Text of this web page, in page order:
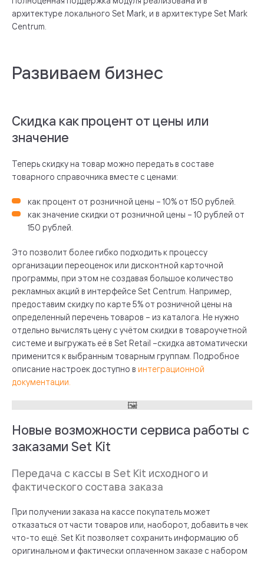
архитектуре локального Set Mark, и в архитектуре Set Mark
Centrum.
Развиваем бизнес
Скидка как процент от цены или
значение
Теперь скидку на товар можно передать в составе
товарного справочника вместе с ценами:
как процент от розничной цены – 10% от 150 рублей.
как значение скидки от розничной цены – 10 рублей от
150 рублей.
Это позволит более гибко подходить к процессу
организации переоценок или дисконтной карточной
программы, при этом не создавая большое количество
рекламных акций в интерфейсе Set Centrum. Например,
предоставим скидку по карте 5% от розничной цены на
определенный перечень товаров – из каталога. Не нужно
отдельно вычислять цену с учётом скидки в товароучетной
системе и выгружать её в Set Retail –скидка автоматически
применится к выбранным товарным группам. Подробное
описание настроек доступно в интеграционной
документации.
Новые возможности сервиса работы с
заказами Set Kit
Передача с кассы в Set Kit исходного и
фактического состава заказа
При получении заказа на кассе покупатель может
отказаться от части товаров или, наоборот, добавить в чек
что-то ещё. Set Kit позволяет сохранить информацию об
оригинальном и фактически оплаченном заказе с набором